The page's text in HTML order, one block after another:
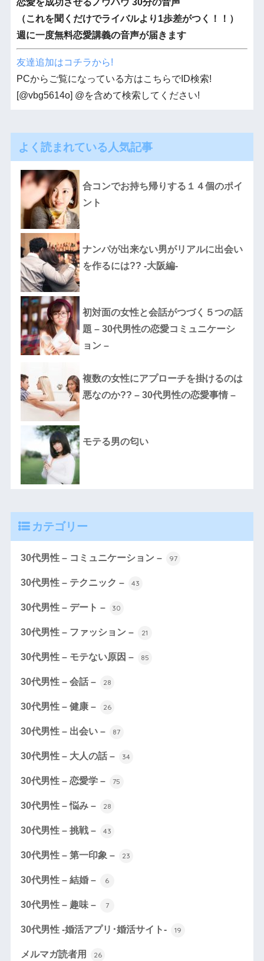
恋愛を成功させるノウハウ 30分の音声
（これを聞くだけでライバルより1歩差がつく！！）
週に一度無料恋愛講義の音声が届きます
友達追加はコチラから!
PCからご覧になっている方はこちらでID検索!
[@vbg5614o] @を含めて検索してください!
よく読まれている人気記事
合コンでお持ち帰りする１４個のポイ
ント
ナンパが出来ない男がリアルに出会い
を作るには?? -大阪編-
初対面の女性と会話がつづく５つの話
題 – 30代男性の恋愛コミュニケーシ
ョン –
複数の女性にアプローチを掛けるのは
悪なのか?? – 30代男性の恋愛事情 –
モテる男の匂い
カテゴリー
30代男性 – コミュニケーション – 97
30代男性 – テクニック – 43
30代男性 – デート – 30
30代男性 – ファッション – 21
30代男性 – モテない原因 – 85
30代男性 – 会話 – 28
30代男性 – 健康 – 26
30代男性 – 出会い – 87
30代男性 – 大人の話 – 34
30代男性 – 恋愛学 – 75
30代男性 – 悩み – 28
30代男性 – 挑戦 – 43
30代男性 – 第一印象 – 23
30代男性 – 結婚 – 6
30代男性 – 趣味 – 7
30代男性 -婚活アプリ･婚活サイト- 19
メルマガ読者用 26